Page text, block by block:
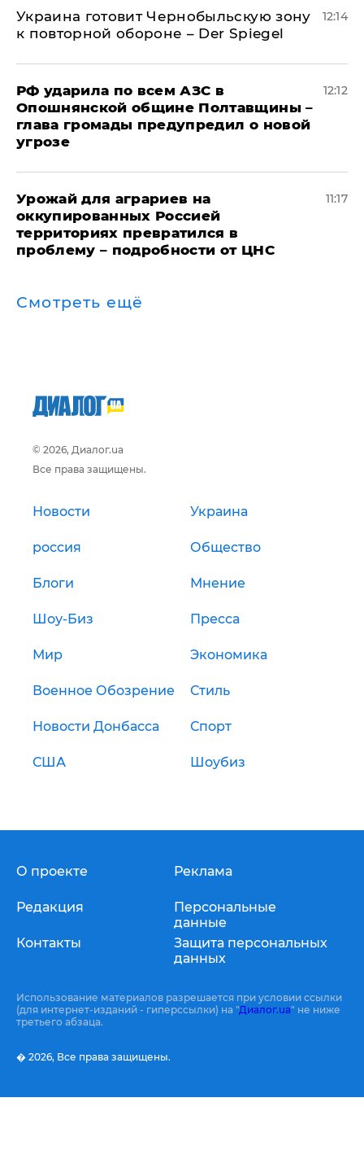
Украина готовит Чернобыльскую зону
к повторной обороне – Der Spiegel
12:14
РФ ударила по всем АЗС в
Опошнянской общине Полтавщины –
глава громады предупредил о новой
угрозе
12:12
Урожай для аграриев на
оккупированных Россией
территориях превратился в
проблему – подробности от ЦНС
11:17
Смотреть ещё
© 2026, Диалог.ua
Все права защищены.
Новости Украина
россия Общество
Блоги Мнение
Шоу-Биз Пресса
Мир Экономика
Военное Обозрение Стиль
Новости Донбасса Спорт
США Шоубиз
О проекте
Редакция
Контакты
Реклама
Персональные
данные
Защита персональных
данных
Использование материалов разрешается при условии ссылки
(для интернет-изданий - гиперссылки) на "Диалог.ua" не ниже
третьего абзаца.
� 2026, Все права защищены.